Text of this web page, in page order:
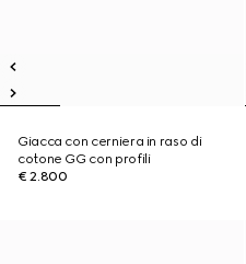
Giacca con cerniera in raso di
cotone GG con profili
€ 2.800